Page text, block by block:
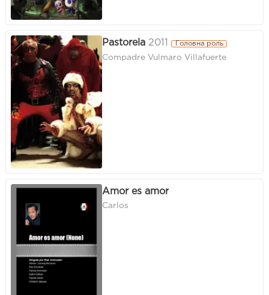
Pastorela 2011 Головна роль
Compadre Vulmaro Villafuerte
Amor es amor
Carlos